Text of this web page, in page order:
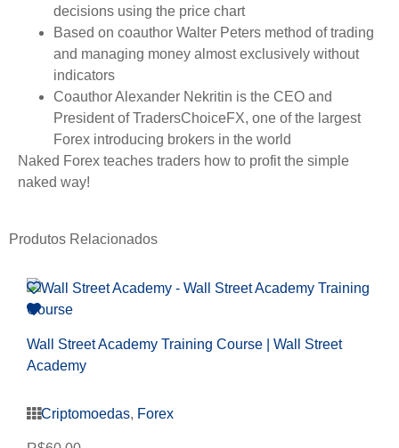
decisions using the price chart
Based on coauthor Walter Peters method of trading
and managing money almost exclusively without
indicators
Coauthor Alexander Nekritin is the CEO and
President of TradersChoiceFX, one of the largest
Forex introducing brokers in the world
Naked Forex teaches traders how to profit the simple
naked way!
Produtos Relacionados
Wall Street Academy Training Course | Wall Street
Academy
Criptomoedas, Forex